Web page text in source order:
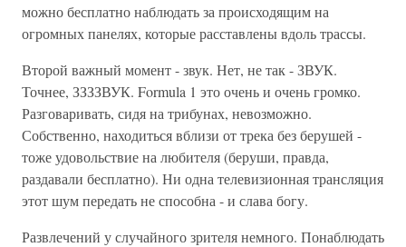
можно бесплатно наблюдать за происходящим на
огромных панелях, которые расставлены вдоль трассы.
Второй важный момент - звук. Нет, не так - ЗВУК.
Точнее, ЗЗЗЗВУК. Formula 1 это очень и очень громко.
Разговаривать, сидя на трибунах, невозможно.
Собственно, находиться вблизи от трека без берушей -
тоже удовольствие на любителя (беруши, правда,
раздавали бесплатно). Ни одна телевизионная трансляция
этот шум передать не способна - и слава богу.
Развлечений у случайного зрителя немного. Понаблюдать